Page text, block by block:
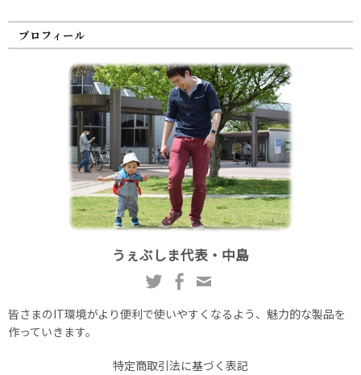
プロフィール
うぇぶしま代表・中島
皆さまのIT環境がより便利で使いやすくなるよう、魅力的な製品を
作っていきます。
特定商取引法に基づく表記